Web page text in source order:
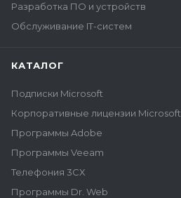
Разработка ПО и устройств
Обслуживание IT-систем
КАТАЛОГ
Подписки Microsoft
Корпоративные лицензии Microsoft
Программы Adobe
Программы Veeam
Телефония 3CX
Программы Dr. Web